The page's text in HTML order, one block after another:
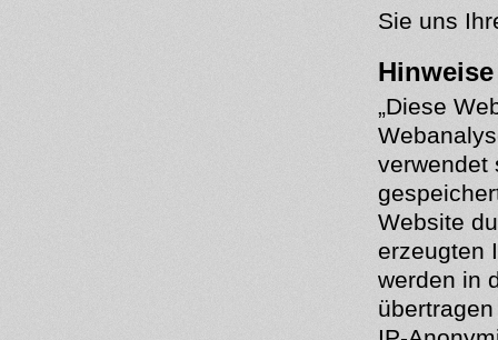
Sie uns
„Diese
verwendet
Website
erzeugten
werden in